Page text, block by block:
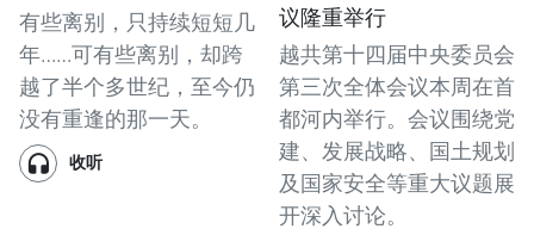
有些离别，只持续短短几
年……可有些离别，却跨
越了半个多世纪，至今仍
没有重逢的那一天。
收听
议隆重举行
越共第十四届中央委员会
第三次全体会议本周在首
都河内举行。会议围绕党
建、发展战略、国土规划
及国家安全等重大议题展
开深入讨论。